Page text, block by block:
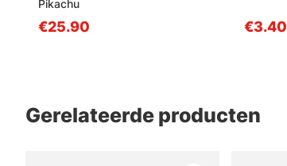
Pikachu
€25.90 €3.40
Gerelateerde producten